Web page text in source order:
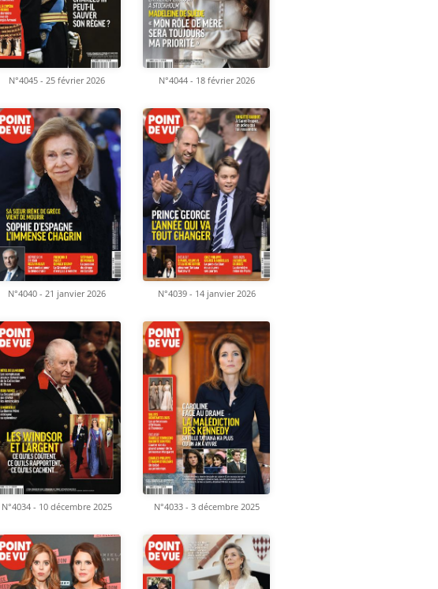
N°4045 - 25 février 2026 N°4044 - 18 février 2026
N°4040 - 21 janvier 2026 N°4039 - 14 janvier 2026
N°4034 - 10 décembre 2025 N°4033 - 3 décembre 2025